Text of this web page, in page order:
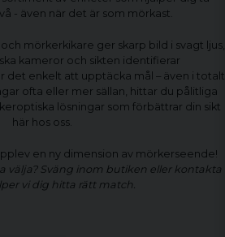
- även när det är som mörkast.
mörkerkikare ger skarp bild i svagt ljus,
kameror och sikten identifierar
det enkelt att upptäcka mål – även i totalt
ofta eller mer sällan, hittar du pålitliga
lösningar som förbättrar din sikt
här hos oss.
en ny dimension av mörkerseende!
välja? Sväng inom butiken eller kontakta
vi dig hitta rätt match.